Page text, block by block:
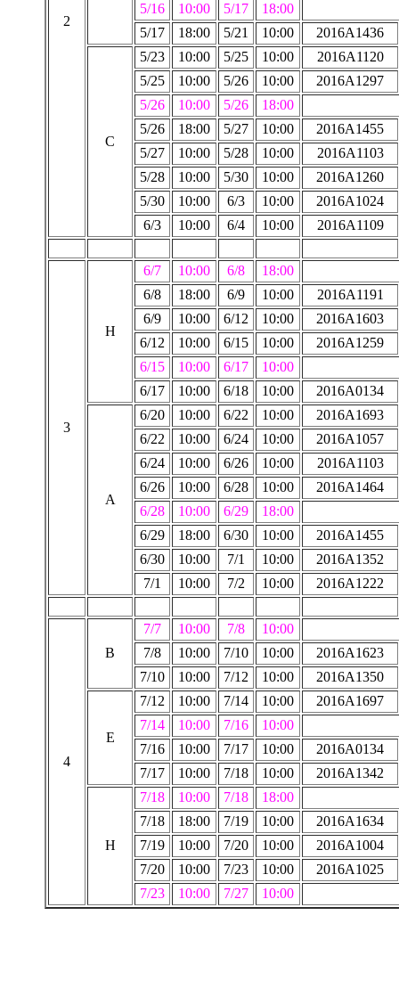
2
5/16
10:00 5/17
18:00
5/17
18:00 5/21 10:00 2016A1436
C
5/23 10:00 5/25 10:00
2016A1120
5/25
10:00 5/26 10:00
2016A1297
5/26
10:00 5/26
18:00
5/26
18:00 5/27 10:00
2016A1455
5/27
10:00 5/28 10:00
2016A1103
5/28
10:00 5/30 10:00
2016A1260
5/30
10:00 6/3 10:00
2016A1024
6/3
10:00 6/4 10:00 2016A1109
3
H
6/7 10:00 6/8
18:00
6/8
18:00 6/9 10:00
2016A1191
6/9
10:00 6/12 10:00
2016A1603
6/12
10:00 6/15 10:00
2016A1259
6/15
10:00 6/17
10:00
6/17
10:00 6/18 10:00 2016A0134
A
6/20 10:00 6/22 10:00
2016A1693
6/22
10:00 6/24 10:00
2016A1057
6/24
10:00 6/26 10:00
2016A1103
6/26
10:00 6/28 10:00
2016A1464
6/28
10:00 6/29
18:00
6/29
18:00 6/30 10:00
2016A1455
6/30
10:00 7/1 10:00
2016A1352
7/1
10:00 7/2 10:00 2016A1222
4
B
7/7 10:00 7/8
10:00
7/8
10:00 7/10 10:00
2016A1623
7/10
10:00 7/12 10:00 2016A1350
E
7/12 10:00 7/14 10:00
2016A1697
7/14
10:00 7/16
10:00
7/16
10:00 7/17 10:00
2016A0134
7/17
10:00 7/18 10:00 2016A1342
H
7/18 10:00 7/18
18:00
7/18
18:00 7/19 10:00
2016A1634
7/19
10:00 7/20 10:00
2016A1004
7/20
10:00 7/23 10:00
2016A1025
7/23
10:00 7/27 10:00